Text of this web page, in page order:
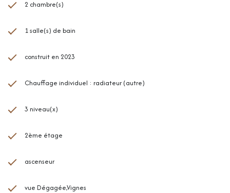
2 chambre(s)
1 salle(s) de bain
construit en 2023
Chauffage individuel : radiateur (autre)
3 niveau(x)
2ème étage
ascenseur
vue Dégagée,Vignes